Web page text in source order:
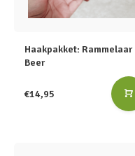
Haakpakket: Rammelaar
Beer
€14,95